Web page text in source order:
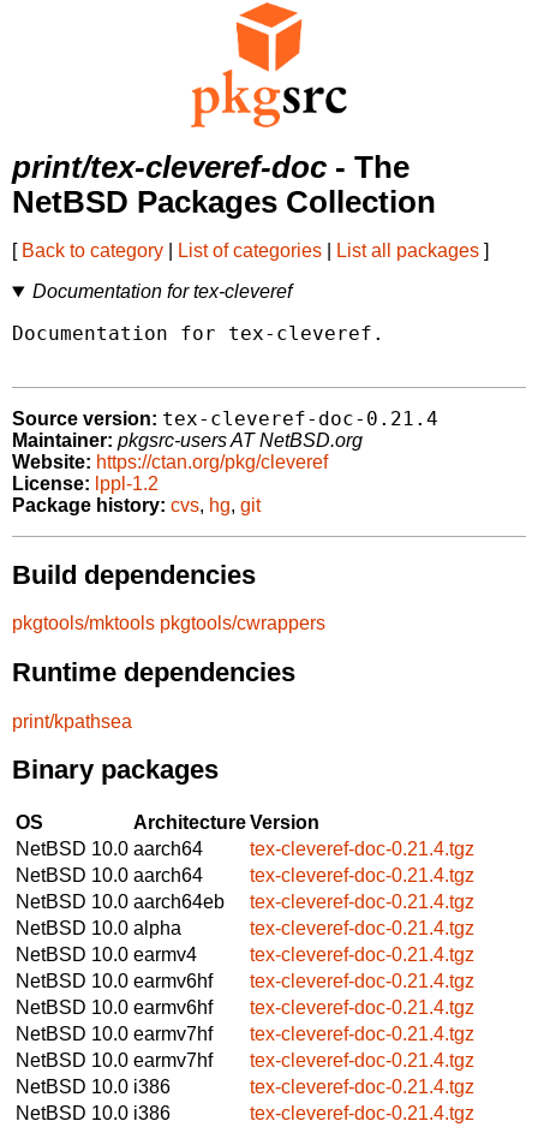
print/tex-cleveref-doc - The
NetBSD Packages Collection
[ Back to category List of categories List all packages ]
Documentation for tex-cleveref
Documentation for tex-cleveref.
Source version: tex-cleveref-doc-0.21.4
Maintainer: pkgsrc-users AT NetBSD.org
Website: https://ctan.org/pkg/cleveref
License: lppl-1.2
Package history: cvs, hg, git
Build dependencies
pkgtools/mktools pkgtools/cwrappers
Runtime dependencies
print/kpathsea
Binary packages
OS ArchitectureVersion
NetBSD 10.0 aarch64
tex-cleveref-doc-0.21.4.tgz
NetBSD 10.0 aarch64
tex-cleveref-doc-0.21.4.tgz
NetBSD 10.0 aarch64eb
tex-cleveref-doc-0.21.4.tgz
NetBSD 10.0 alpha
tex-cleveref-doc-0.21.4.tgz
NetBSD 10.0 earmv4
tex-cleveref-doc-0.21.4.tgz
NetBSD 10.0 earmv6hf
tex-cleveref-doc-0.21.4.tgz
NetBSD 10.0 earmv6hf
tex-cleveref-doc-0.21.4.tgz
NetBSD 10.0 earmv7hf
tex-cleveref-doc-0.21.4.tgz
NetBSD 10.0 earmv7hf
tex-cleveref-doc-0.21.4.tgz
NetBSD 10.0 i386
tex-cleveref-doc-0.21.4.tgz
NetBSD 10.0 i386
tex-cleveref-doc-0.21.4.tgz